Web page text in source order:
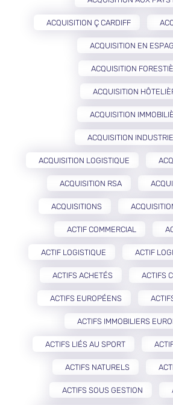
ACQUISITION Ç CARDIFF
ACQUISITION EN
ACQUISITION
ACQUISITION
ACQUISITION
ACQUISITION
ACQUISITION LOGISTIQUE
ACQUISITION RSA
ACQUISITIONS
ACTIF COMMERCIAL
ACTIF LOGISTIQUE ACTIF
ACTIFS ACHETÉS ACTIFS
ACTIFS EUROPÉENS
ACTIFS IMMOBILIERS
ACTIFS LIÉS AU SPORT
ACTIFS NATURELS
ACTIFS SOUS GESTION